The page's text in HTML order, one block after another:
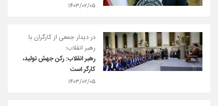
۱۴۰۳/۰۲/۰۵
در دیدار جمعی از کارگران با
رهبر انقلاب؛
رهبر انقلاب: رکن جهش تولید،
کارگر است
۱۴۰۳/۰۲/۰۵